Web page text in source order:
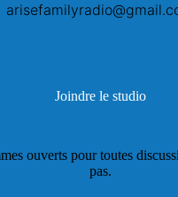
Joindre le studio
ouverts pour toutes
pas.